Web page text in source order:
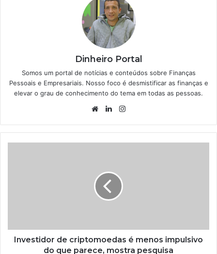
Dinheiro Portal
Somos um portal de notícias e conteúdos sobre Finanças
Pessoais e Empresariais. Nosso foco é desmistificar as finanças e
elevar o grau de conhecimento do tema em todas as pessoas.
WebsiteLinkedin
Investidor de criptomoedas é menos impulsivo
do que parece, mostra pesquisa